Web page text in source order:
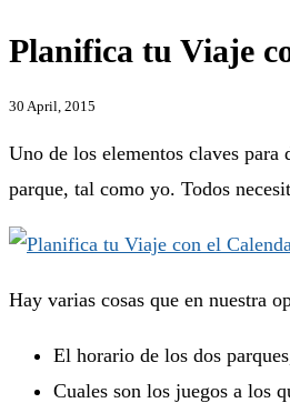
Planifica tu Viaje
30 April, 2015
Uno de los elementos claves para
parque, tal como yo. Todos
Hay varias cosas que en nuestra
El horario de los dos
Cuales son los juegos a los